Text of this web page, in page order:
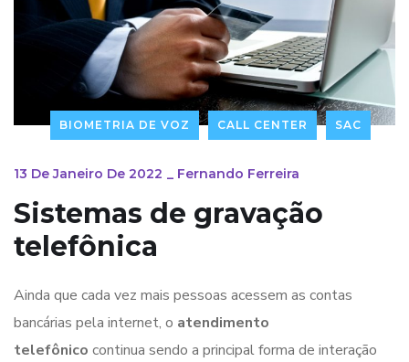
BIOMETRIA DE VOZ CALL CENTER SAC
13 De Janeiro De 2022 _ Fernando Ferreira
Sistemas de gravação
telefônica
Ainda que cada vez mais pessoas acessem as contas
bancárias pela internet, o atendimento
telefônico continua sendo a principal forma de interação